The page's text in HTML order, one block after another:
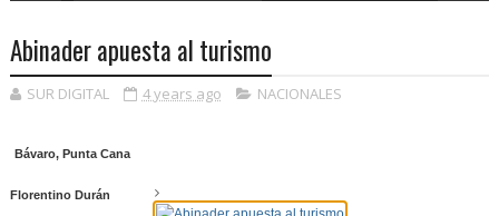
Abinader apuesta al turismo
SUR DIGITAL 4 years ago NACIONALES
Bávaro, Punta Cana
Florentino Durán